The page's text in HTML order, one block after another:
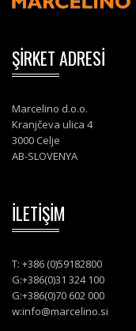
ŞİRKET ADRESİ
Marcelino d.o.o.
Kranjčeva ulica 4
3000 Celje
AB-SLOVENYA
İLETİŞİM
T: +386 (0)59182800
G:+386(0)31 324 100
G:+386(0)70 602 000
w:info@marcelino.si